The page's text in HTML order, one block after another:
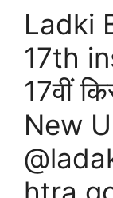
Ladki
17th
17वीं
New